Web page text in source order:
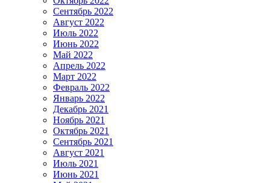
Сентябрь 2022
Август 2022
Июль 2022
Июнь 2022
Май 2022
Апрель 2022
Март 2022
Февраль 2022
Январь 2022
Декабрь 2021
Ноябрь 2021
Октябрь 2021
Сентябрь 2021
Август 2021
Июль 2021
Июнь 2021